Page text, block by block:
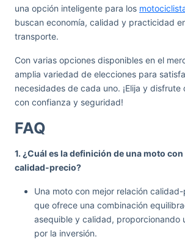
una opción inteligente para los
buscan economía, calidad y practicidad
transporte.
Con varias opciones disponibles en el
amplia variedad de elecciones para
necesidades de cada uno. ¡Elija y disfrute
con confianza y seguridad!
FAQ
1. ¿Cuál es la definición de una moto
calidad-precio?
Una moto con mejor relación
que ofrece una combinación
asequible y calidad, proporcionando
por la inversión.